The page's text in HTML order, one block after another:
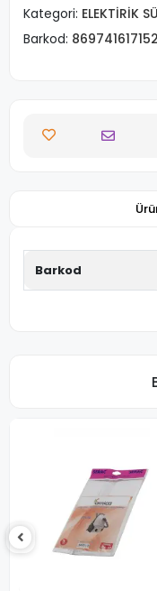
Kategori: ELEKTİRİK
Barkod:
Barkod